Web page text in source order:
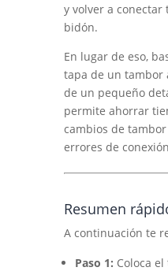
y volver a
bidón.
En lugar de eso,
tapa de un tambor
de un pequeño
permite ahorrar
cambios de
errores de
Resumen
A continuación te
Paso 1: Coloca